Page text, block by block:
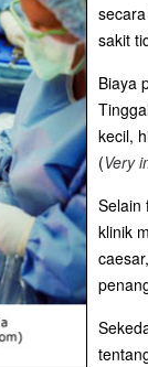
sakit
Biaya
kecil,
(Very
Selain
klinik